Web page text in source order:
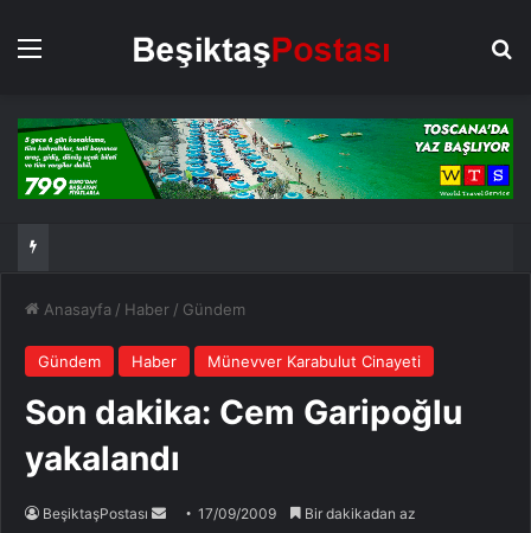
Menü
Anasayfa / Haber / Gündem
Gündem Haber Münevver Karabulut Cinayeti
Son dakika: Cem Garipoğlu
yakalandı
BeşiktaşPostası
Bir
17/09/2009 Bir dakikadan az